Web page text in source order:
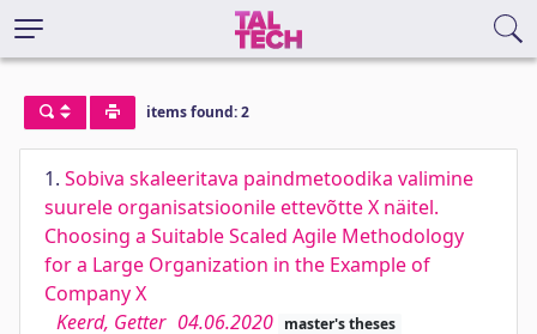
items found: 2
1. Sobiva skaleeritava paindmetoodika valimine
suurele organisatsioonile ettevõtte X näitel.
Choosing a Suitable Scaled Agile Methodology
for a Large Organization in the Example of
Company X
Keerd, Getter 04.06.2020 master's theses